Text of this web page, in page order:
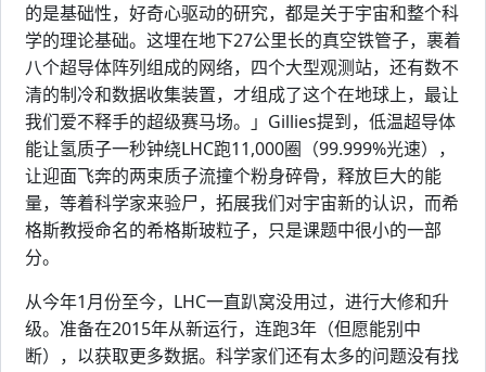
的是基础性，好奇心驱动的研究，都是关于宇宙和整个科
学的理论基础。这埋在地下27公里长的真空铁管子，裹着
八个超导体阵列组成的网络，四个大型观测站，还有数不
清的制冷和数据收集装置，才组成了这个在地球上，最让
我们爱不释手的超级赛马场。」Gillies提到，低温超导体
能让氢质子一秒钟绕LHC跑11,000圈（99.999%光速），
让迎面飞奔的两束质子流撞个粉身碎骨，释放巨大的能
量，等着科学家来验尸，拓展我们对宇宙新的认识，而希
格斯教授命名的希格斯玻粒子，只是课题中很小的一部
分。
从今年1月份至今，LHC一直趴窝没用过，进行大修和升
级。准备在2015年从新运行，连跑3年（但愿能别中
断），以获取更多数据。科学家们还有太多的问题没有找